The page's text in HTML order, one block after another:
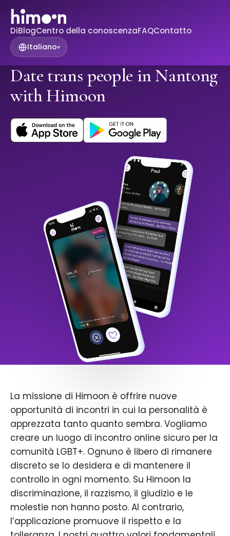
DiBlogCentro della conoscenzaFAQContatto
Italiano▾
Date trans people in Nantong
with Himoon
La missione di Himoon è offrire nuove
opportunità di incontri in cui la personalità è
apprezzata tanto quanto sembra. Vogliamo
creare un luogo di incontro online sicuro per la
comunità LGBT+. Ognuno è libero di rimanere
discreto se lo desidera e di mantenere il
controllo in ogni momento. Su Himoon la
discriminazione, il razzismo, il giudizio e le
molestie non hanno posto. Al contrario,
l’applicazione promuove il rispetto e la